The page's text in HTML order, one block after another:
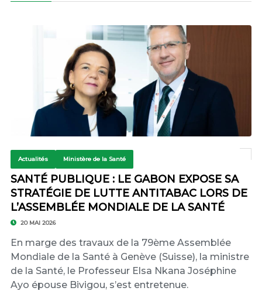
Actualités Ministère de la Santé
SANTÉ PUBLIQUE : LE GABON EXPOSE SA
STRATÉGIE DE LUTTE ANTITABAC LORS DE
L’ASSEMBLÉE MONDIALE DE LA SANTÉ
20 MAI 2026
En marge des travaux de la 79ème Assemblée
Mondiale de la Santé à Genève (Suisse), la ministre
de la Santé, le Professeur Elsa Nkana Joséphine
Ayo épouse Bivigou, s’est entretenue.